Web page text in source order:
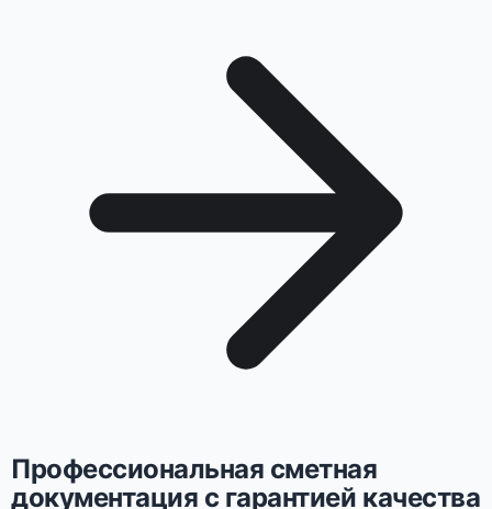
Профессиональная сметная
документация с гарантией качества